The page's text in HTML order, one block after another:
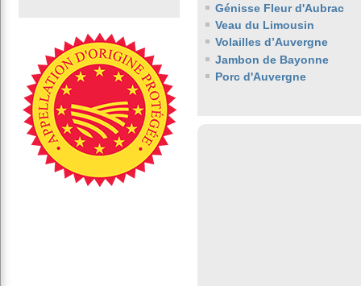
Génisse Fleur d'Aubrac
Veau du Limousin
Volailles d’Auvergne
Jambon de Bayonne
Porc d'Auvergne